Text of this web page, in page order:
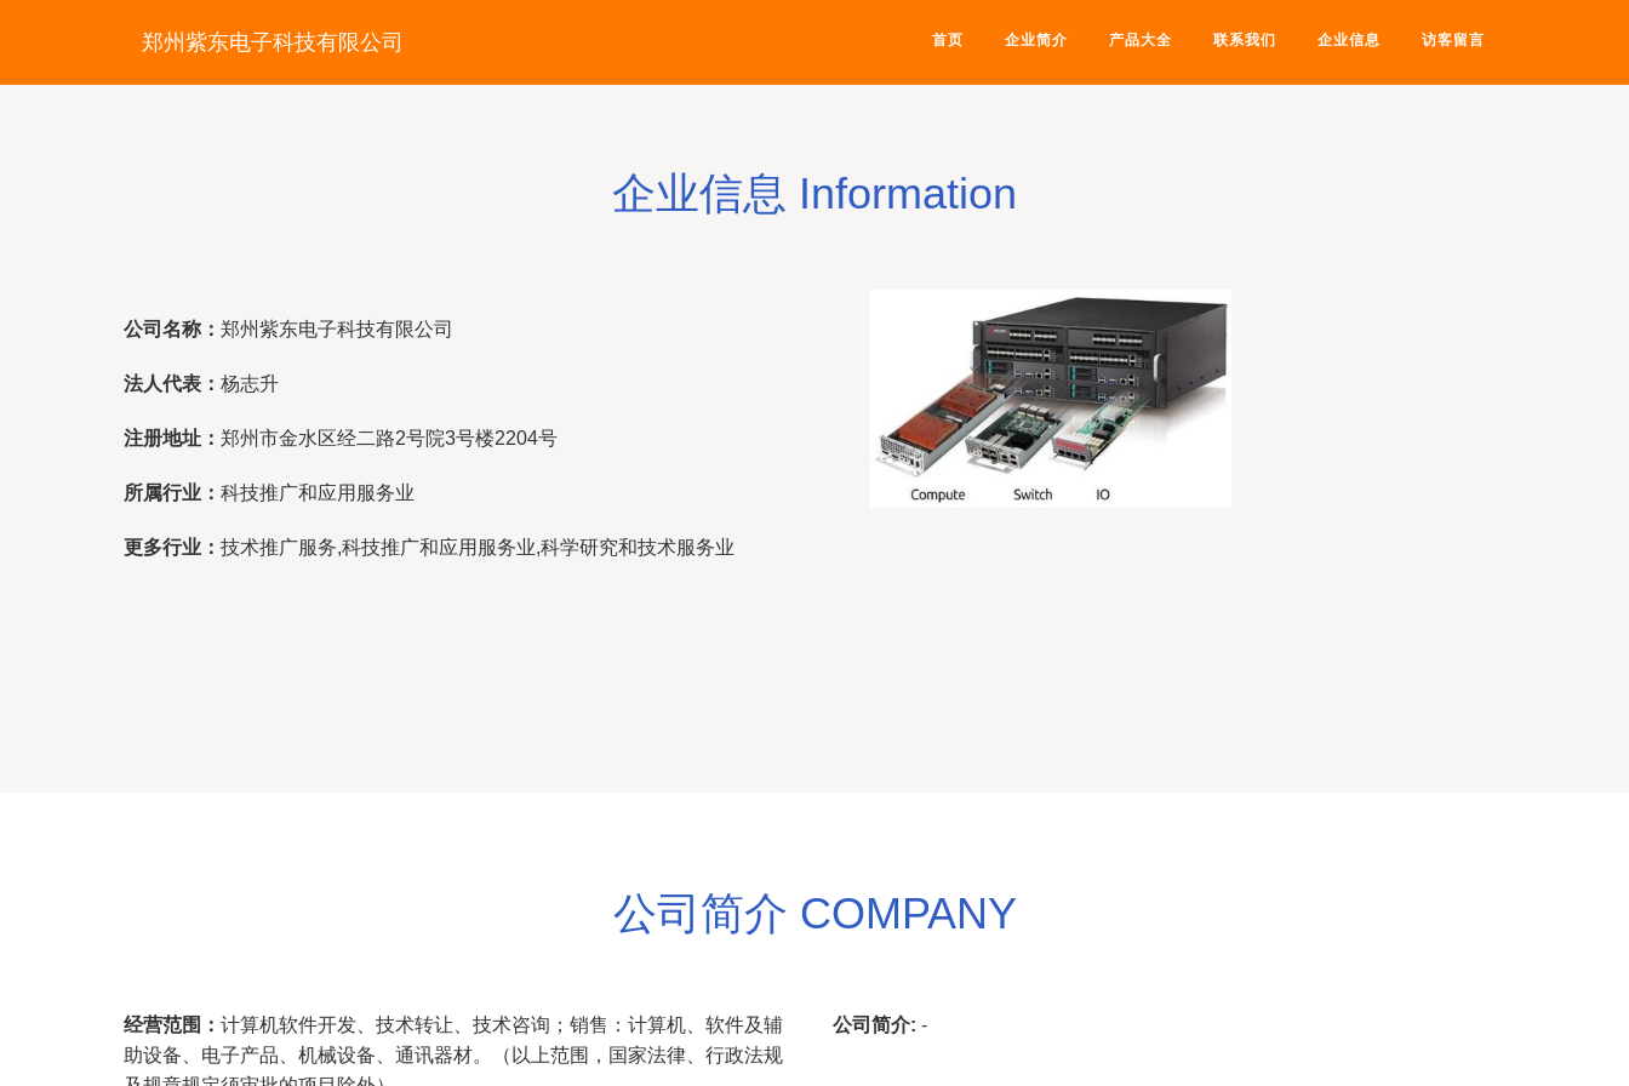
郑州紫东电子科技有限公司 首页 企业简介 产品大全 联系我们 企业信息 访客留言
企业信息 Information
公司名称： 郑州紫东电子科技有限公司
法人代表： 杨志升
注册地址： 郑州市金水区经二路2号院3号楼2204号
所属行业： 科技推广和应用服务业
更多行业： 技术推广服务,科技推广和应用服务业,科学研究和技术服务业
公司简介 COMPANY
经营范围： 计算机软件开发、技术转让、技术咨询；销售：计算机、软件及辅
助设备、电子产品、机械设备、通讯器材。（以上范围，国家法律、行政法规
公司简介: -